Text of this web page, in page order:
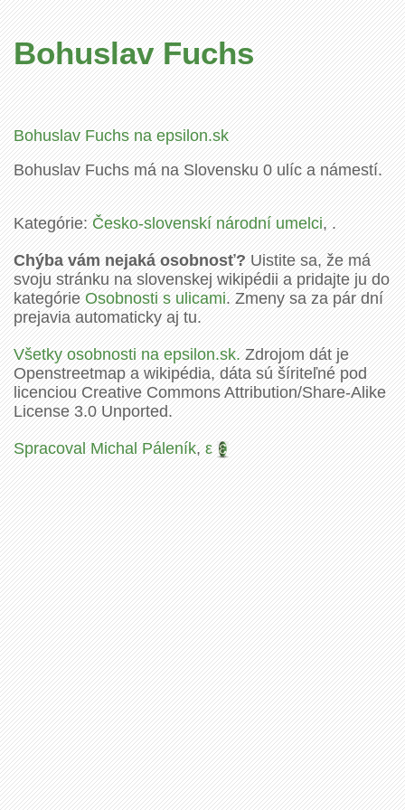
Bohuslav Fuchs
Bohuslav Fuchs na epsilon.sk
Bohuslav Fuchs má na Slovensku 0 ulíc a námestí.
Kategórie:Česko-slovenskí národní umelci, .
Chýba vám nejaká osobnosť?Uistite sa, že má
svoju stránku na slovenskej wikipédii a pridajte ju do
kategórieOsobnosti s ulicami. Zmeny sa za pár dní
prejavia automaticky aj tu.
Všetky osobnosti na epsilon.sk.Zdrojom dát je
Openstreetmap a wikipédia, dáta sú šíriteľné pod
licenciou Creative Commons Attribution/Share-Alike
License 3.0 Unported.
Spracoval Michal Páleník,ε